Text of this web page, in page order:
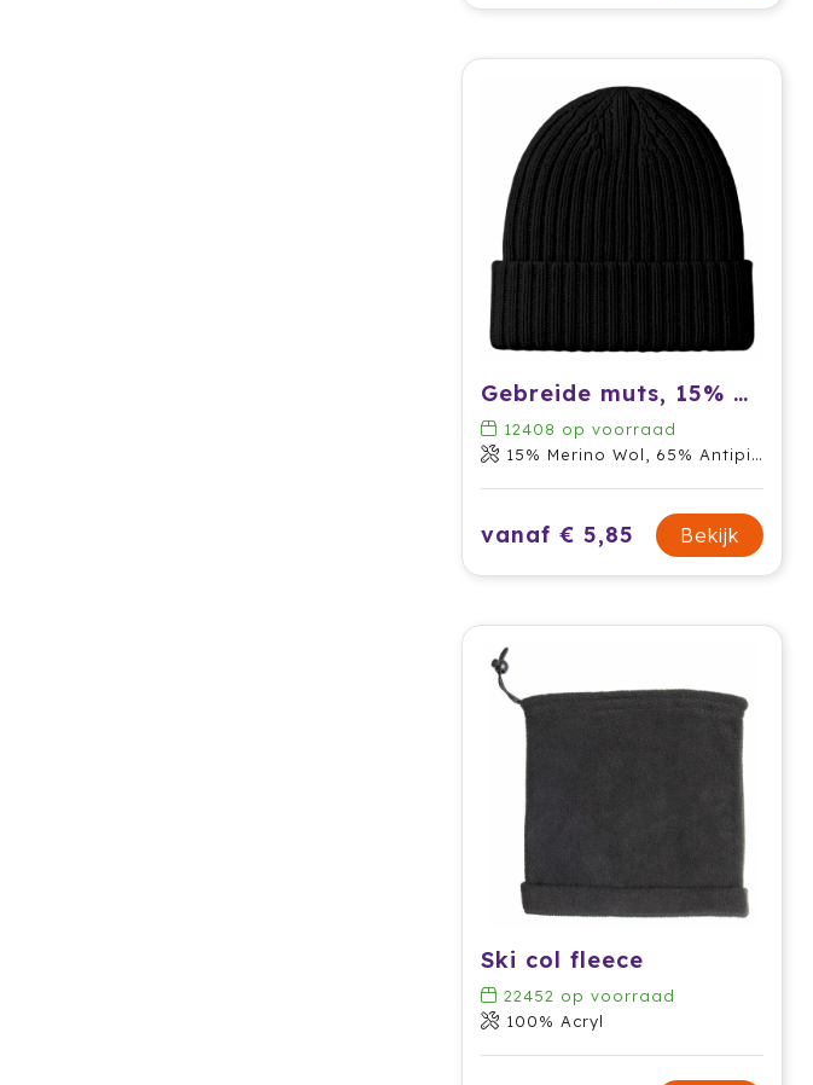
Gebreide muts, 15% Merinowol
12408 op voorraad
15% Merino Wol, 65% Antipilling Acryl, 20% Nylon
vanaf € 5,85 Bekijk
Ski col fleece
22452 op voorraad
100% Acryl